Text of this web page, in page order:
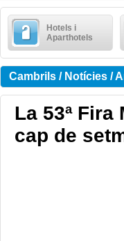
Hotels i
Aparthotels
Cambrils / Notícies /
La 53ª
cap de